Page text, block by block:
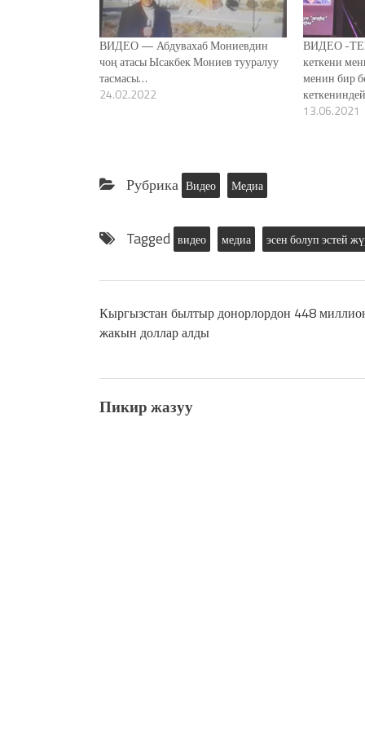
ВИДЕО — Абдувахаб Мониевдин
чоң атасы Ысакбек Мониев тууралуу
тасмасы…
24.02.2022
ВИДЕО -
кеткени
менин бир
13.06.2021
Рубрика Видео Медиа
Tagged видео медиа эсен болуп эстей
Кыргызстан былтыр донорлордон 448
жакын доллар алды
Пикир жазуу